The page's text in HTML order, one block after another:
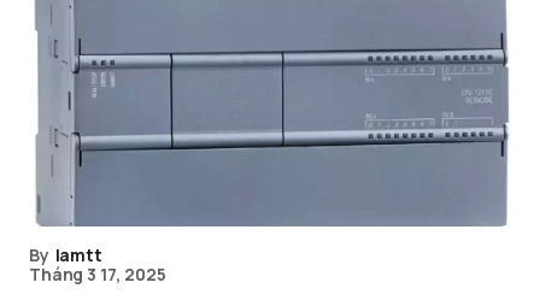
By lamtt
Tháng 3 17, 2025